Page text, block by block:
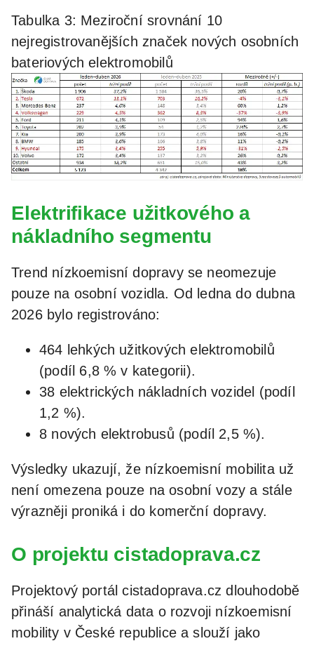
Tabulka 3: Meziroční srovnání 10
nejregistrovanějších značek nových osobních
bateriových elektromobilů
Elektrifikace užitkového a
nákladního segmentu
Trend nízkoemisní dopravy se neomezuje
pouze na osobní vozidla. Od ledna do dubna
2026 bylo registrováno:
464 lehkých užitkových elektromobilů
(podíl 6,8 % v kategorii).
38 elektrických nákladních vozidel (podíl
1,2 %).
8 nových elektrobusů (podíl 2,5 %).
Výsledky ukazují, že nízkoemisní mobilita už
není omezena pouze na osobní vozy a stále
výrazněji proniká i do komerční dopravy.
O projektu cistadoprava.cz
Projektový portál cistadoprava.cz dlouhodobě
přináší analytická data o rozvoji nízkoemisní
mobility v České republice a slouží jako